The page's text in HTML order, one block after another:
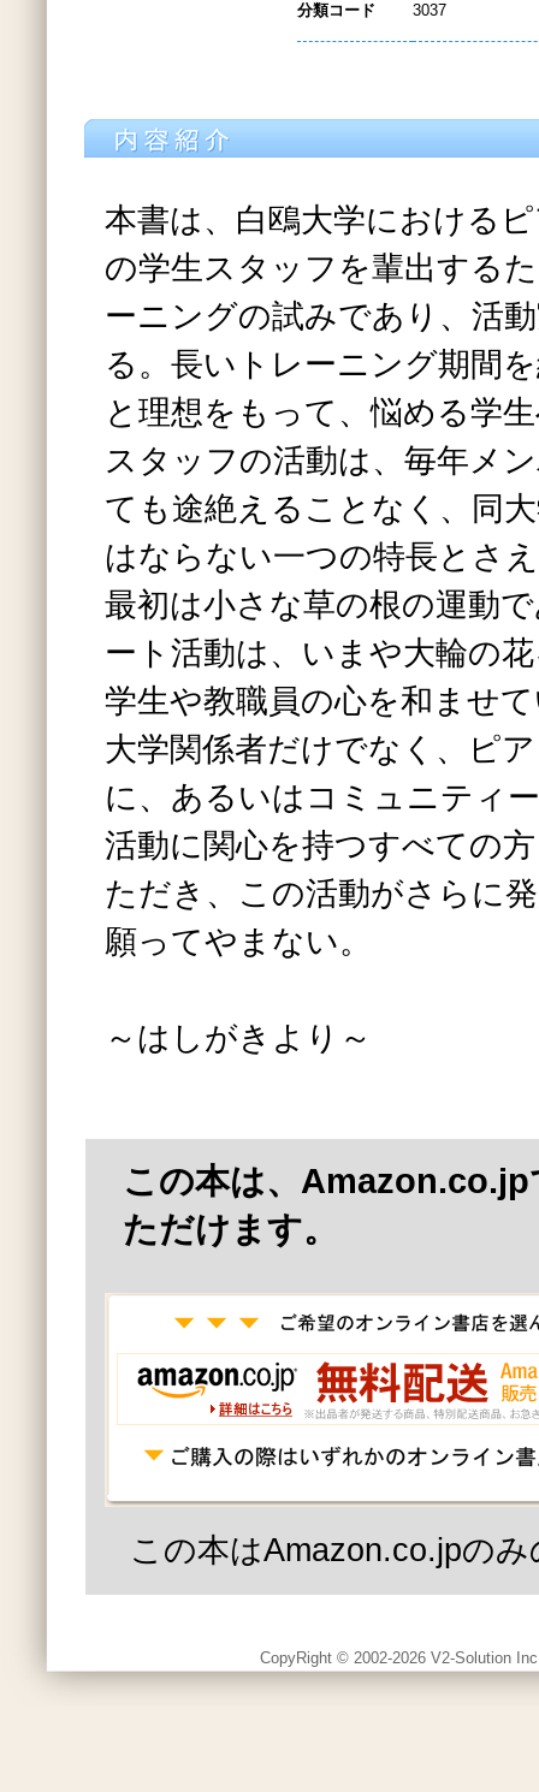
分類コード 3037
本書は、白鴎大学における
の学生スタッフを輩出する
ーニングの試みであり、活
る。長いトレーニング期間
と理想をもって、悩める学
スタッフの活動は、毎年メ
ても途絶えることなく、同
はならない一つの特長とさ
最初は小さな草の根の運動
ート活動は、いまや大輪の
学生や教職員の心を和ませ
大学関係者だけでなく、ピ
に、あるいはコミュニティ
活動に関心を持つすべての
ただき、この活動がさらに
願ってやまない。
～はしがきより～
この本は、
ただけます。
この本はAmazon.co.jpの
CopyRight © 2002-2026 V2-Solution